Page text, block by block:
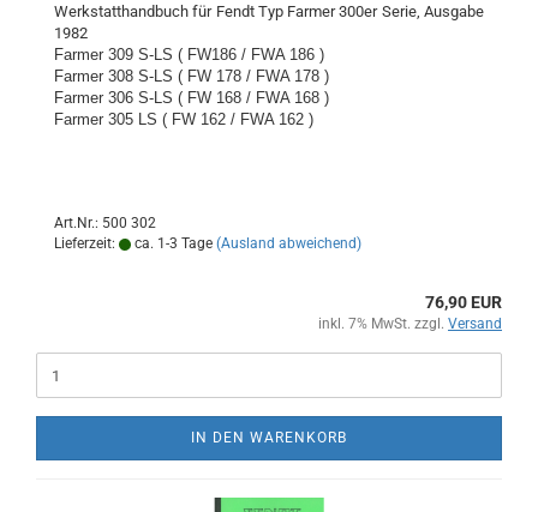
Werkstatthandbuch für Fendt Typ Farmer 300er Serie, Ausgabe
1982
Farmer 309 S-LS ( FW186 / FWA 186 )
Farmer 308 S-LS ( FW 178 / FWA 178 )
Farmer 306 S-LS ( FW 168 / FWA 168 )
Farmer 305 LS ( FW 162 / FWA 162 )
Art.Nr.: 500 302
Lieferzeit:
ca. 1-3 Tage (Ausland abweichend)
76,90 EUR
inkl. 7% MwSt. zzgl. Versand
IN DEN WARENKORB